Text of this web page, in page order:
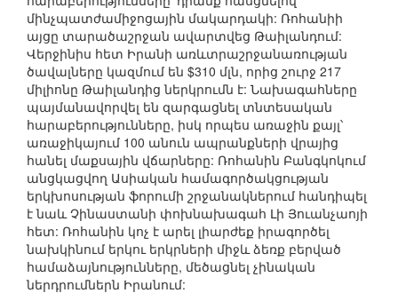
մինչպատժամիջոցային մակարդակի: Ռոհանիի
այցը տարածաշրջան ավարտվեց Թաիլանդում:
Վերջինիս հետ Իրանի առևտրաշրջանառության
ծավալները կազմում են $310 մլն, որից շուրջ 217
միլիոնը Թաիլանդից ներկրումն է: Նախագահները
պայմանավորվել են զարգացնել տնտեսական
հարաբերությունները, իսկ որպես առաջին քայլ՝
առաջիկայում 100 անուն ապրանքների վրայից
հանել մաքսային վճարները: Ռոհանին Բանգկոկում
անցկացվող Ասիական համագործակցության
երկխոսության ֆորումի շրջանակներում հանդիպել
է նաև Չինաստանի փոխնախագահ Լի Յուանչաոյի
հետ: Ռոհանին կոչ է արել լիարժեք իրագործել
նախկինում երկու երկրների միջև ձեռք բերված
համաձայնությունները, մեծացնել չինական
ներդրումներն Իրանում: